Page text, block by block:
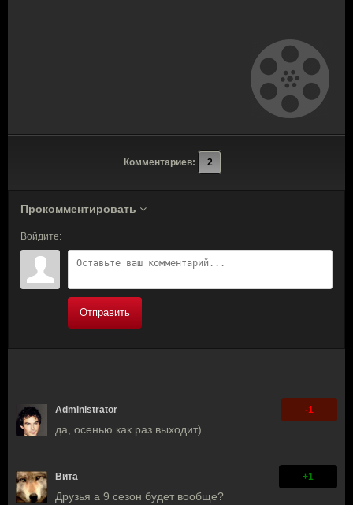
Комментариев: 2
Прокомментировать
Войдите:
Отправить
Administrator -1
да, осенью как раз выходит)
Вита +1
Друзья а 9 сезон будет вообще?